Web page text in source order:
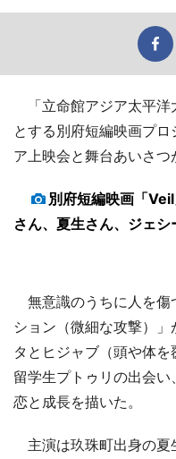
「立命館アジア太平洋
とする別府短編映画プ
ア上映会と舞台あいさつ
別府短編映画「
さん、夏生さん、ジェシ
無意識のうちに人を傷
ション（微細な攻撃）
タとヒジャブ（頭や体
留学生プトゥリの出会
恋と成長を描いた。
主演は玖珠町出身の夏